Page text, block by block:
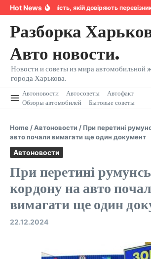
Перейти к содержанию
Hot NewsНадійність, якій довіряють
Разборка
Авто новости.
Новости и советы из мира автомобильной
города Харькова.
Автоновости Автосоветы
Автофакт
Обзоры автомобилей
Бытовые советы
Home /Автоновости / При перетині
авто почали вимагати ще один документ
Автоновости
При перетині
кордону на авто
вимагати ще один
22.12.2024